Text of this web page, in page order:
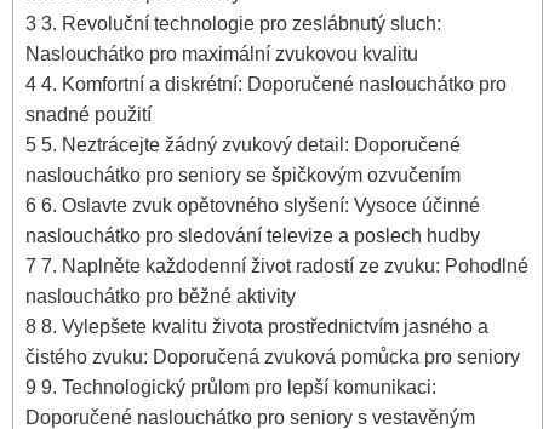
3 3. Revoluční technologie pro zeslábnutý sluch:
Naslouchátko pro maximální zvukovou kvalitu
4 4. Komfortní a diskrétní: Doporučené naslouchátko pro
snadné použití
5 5. Neztrácejte žádný zvukový detail: Doporučené
naslouchátko pro seniory se špičkovým ozvučením
6 6. Oslavte zvuk opětovného slyšení: Vysoce účinné
naslouchátko pro sledování televize a poslech hudby
7 7. Naplněte každodenní život radostí ze zvuku: Pohodlné
naslouchátko pro běžné aktivity
8 8. Vylepšete kvalitu života prostřednictvím jasného a
čistého zvuku: Doporučená zvuková pomůcka pro seniory
9 9. Technologický průlom pro lepší komunikaci:
Doporučené naslouchátko pro seniory s vestavěným